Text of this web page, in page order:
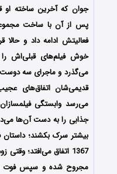
پس از آن با ساخت
فعالیتش ادامه داد و حالا
می‌گذرد و ماجرای سه دوست
قدیمی‌شان اتفاق‌های
می‌رسد وابستگی
جذابی را به دست آن‌ها
بیشتر سرک بکشند؛ داستان
1367 اتفاق می‌افتد؛
مجروح شده و سپس فوت